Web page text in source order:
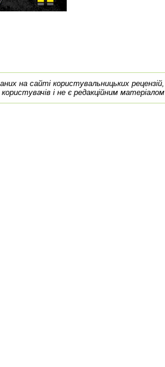
на сайті користувальницьких рецензій,
і не є редакційним матеріалом